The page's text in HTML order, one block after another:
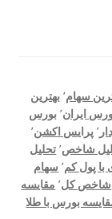
سهام٬ بهترین
ایران٬ بورس
٬ پرایس اکشن٬
شاخص٬ تحلیل
با پول کم٬ سهام
شاخص کل٬ مقایسه
بورس با طلا